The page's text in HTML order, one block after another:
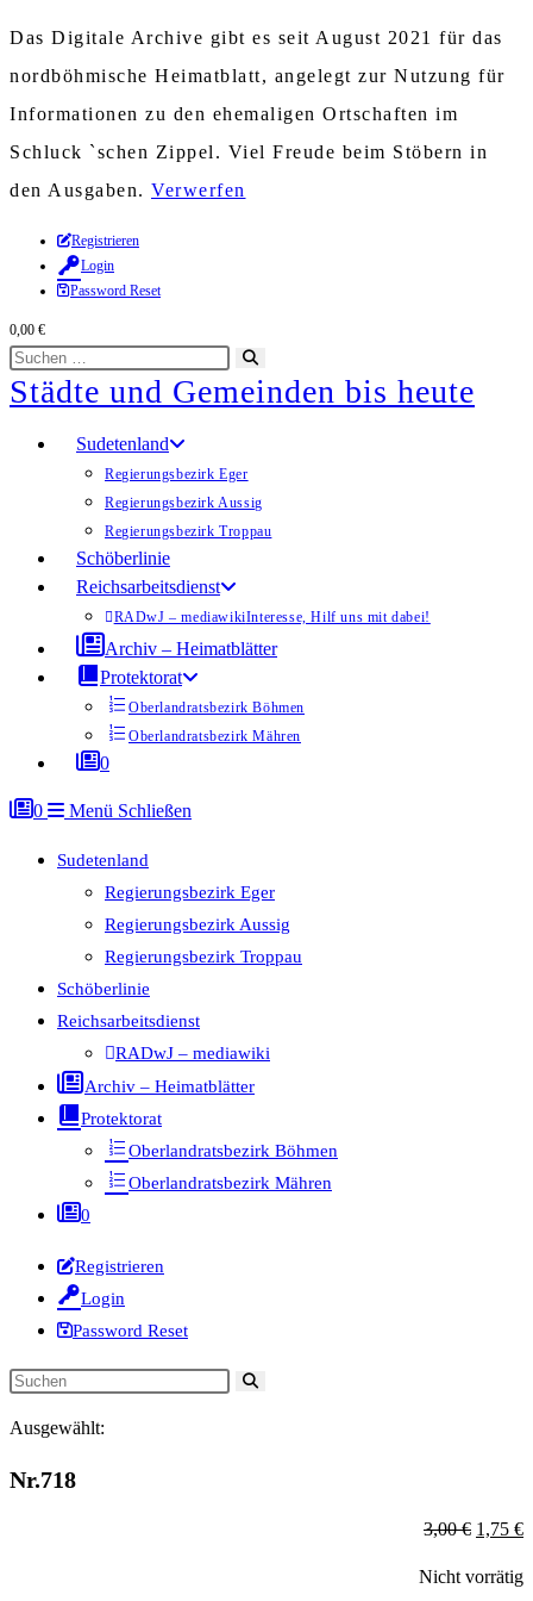
Das Digitale Archive gibt es seit August 2021 für das
nordböhmische Heimatblatt, angelegt zur Nutzung für
Informationen zu den ehemaligen Ortschaften im
Schluck `schen Zippel. Viel Freude beim Stöbern in
den Ausgaben. Verwerfen
Zum
Inhalt
springen
Registrieren
Login
Password Reset
0,00 €
Diese
Website
durchsuchen
starten
Städte und Gemeinden bis heute
Sudetenland
Regierungsbezirk Eger
Regierungsbezirk Aussig
Regierungsbezirk Troppau
Schöberlinie
Reichsarbeitsdienst
RADwJ – mediawikiInteresse, Hilf uns mit dabei!
Archiv – Heimatblätter
Protektorat
Oberlandratsbezirk Böhmen
Oberlandratsbezirk Mähren
0
0 Menü Schließen
Sudetenland
Regierungsbezirk Eger
Regierungsbezirk Aussig
Regierungsbezirk Troppau
Schöberlinie
Reichsarbeitsdienst
RADwJ – mediawiki
Archiv – Heimatblätter
Protektorat
Oberlandratsbezirk Böhmen
Oberlandratsbezirk Mähren
0
Registrieren
Login
Password Reset
Diese
durchsuchen
Ausgewählt:
Nr.718
3,00€
war:
1,75 €
Nicht vorrätig